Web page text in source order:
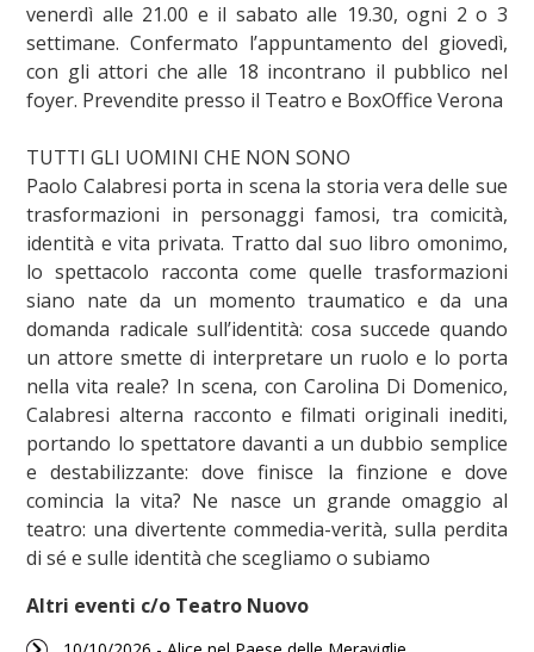
venerdì alle 21.00 e il sabato alle 19.30, ogni 2 o 3
settimane. Confermato l’appuntamento del giovedì,
con gli attori che alle 18 incontrano il pubblico nel
foyer. Prevendite presso il Teatro e BoxOffice Verona
TUTTI GLI UOMINI CHE NON SONO
Paolo Calabresi porta in scena la storia vera delle sue
trasformazioni in personaggi famosi, tra comicità,
identità e vita privata. Tratto dal suo libro omonimo,
lo spettacolo racconta come quelle trasformazioni
siano nate da un momento traumatico e da una
domanda radicale sull’identità: cosa succede quando
un attore smette di interpretare un ruolo e lo porta
nella vita reale? In scena, con Carolina Di Domenico,
Calabresi alterna racconto e filmati originali inediti,
portando lo spettatore davanti a un dubbio semplice
e destabilizzante: dove finisce la finzione e dove
comincia la vita? Ne nasce un grande omaggio al
teatro: una divertente commedia-verità, sulla perdita
di sé e sulle identità che scegliamo o subiamo
Altri eventi c/o Teatro Nuovo